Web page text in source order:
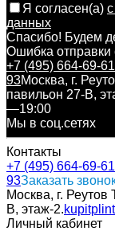
Я согласен(a)
данных
Спасибо! Будем
Ошибка
+7 (495) 664-69-61
93Москва, г.
павильон 27-В,
—19:00
Мы в соц.сетях
Контакты
+7 (495) 664-69-61
93Заказать
Москва, г.
В, этаж-2.
Личный кабинет